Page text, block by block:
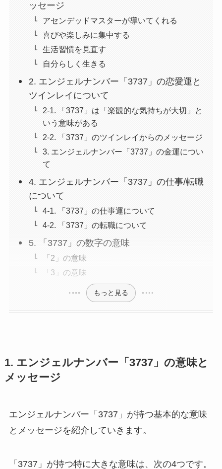
ッセージ
アセンデッドマスターが導いてくれる
喜びや楽しみに集中する
生活習慣を見直す
自分らしく生きる
2. エンジェルナンバー「3737」の恋愛運と
ツインレイについて
2-1. 「3737」は「楽観的な気持ちが大切」と
いう意味がある
2-2. 「3737」のツインレイからのメッセージ
3. エンジェルナンバー「3737」の金運につい
て
4. エンジェルナンバー「3737」の仕事/転職
について
4-1. 「3737」の仕事運について
4-2. 「3737」の転職について
5. 「3737」の数字の意味
「2」の意味
「3」の意味
もっと見る
1. エンジェルナンバー「3737」の意味と
メッセージ
エンジェルナンバー「3737」が持つ基本的な意味
とメッセージを紹介していきます。
「3737」が持つ特に大きな意味は、次の4つです。